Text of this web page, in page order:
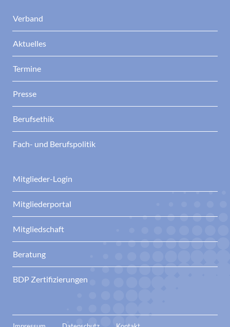
Verband
Aktuelles
Termine
Presse
Berufsethik
Fach- und Berufspolitik
Mitglieder-Login
Mitgliederportal
Mitgliedschaft
Beratung
BDP Zertifizierungen